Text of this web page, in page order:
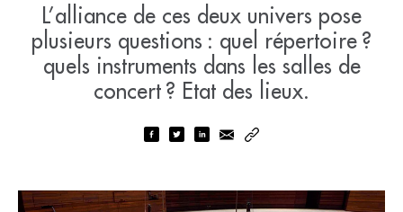
L’alliance de ces deux univers pose
plusieurs questions : quel répertoire ?
quels instruments dans les salles de
concert ? Etat des lieux.